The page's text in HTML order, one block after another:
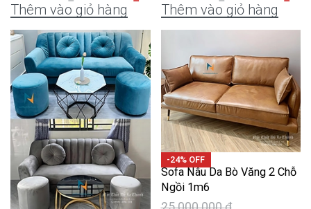
Thêm vào giỏ hàng Thêm vào giỏ hàng
-24% OFF
Sofa Nâu Da Bò Văng 2 Chỗ
Ngồi 1m6